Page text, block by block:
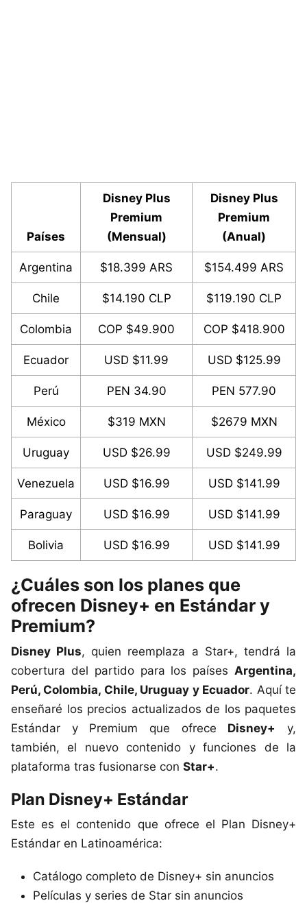
Países
Disney Plus
Premium
(Mensual)
Disney Plus
Premium
(Anual)
Argentina $18.399 ARS $154.499 ARS
Chile $14.190 CLP $119.190 CLP
Colombia COP $49.900 COP $418.900
Ecuador USD $11.99 USD $125.99
Perú PEN 34.90 PEN 577.90
México $319 MXN $2679 MXN
Uruguay USD $26.99 USD $249.99
Venezuela USD $16.99 USD $141.99
Paraguay USD $16.99 USD $141.99
Bolivia USD $16.99 USD $141.99
¿Cuáles son los planes que
ofrecen Disney+ en Estándar y
Premium?
Disney Plus, quien reemplaza a Star+, tendrá la
cobertura del partido para los países Argentina,
Perú, Colombia, Chile, Uruguay y Ecuador. Aquí te
enseñaré los precios actualizados de los paquetes
Estándar y Premium que ofrece Disney+
y,
también, el nuevo contenido y funciones de la
plataforma tras fusionarse con Star+.
Plan Disney+ Estándar
Este es el contenido que ofrece el Plan Disney+
Estándar en Latinoamérica:
Catálogo completo de Disney+ sin anuncios
Películas y series de Star sin anuncios